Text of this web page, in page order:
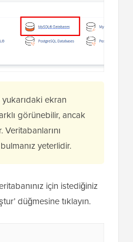
yukarıdaki ekran
görünebilir, ancak
Veritabanlarını
yeterlidir.
için istediğiniz
düğmesine tıklayın.